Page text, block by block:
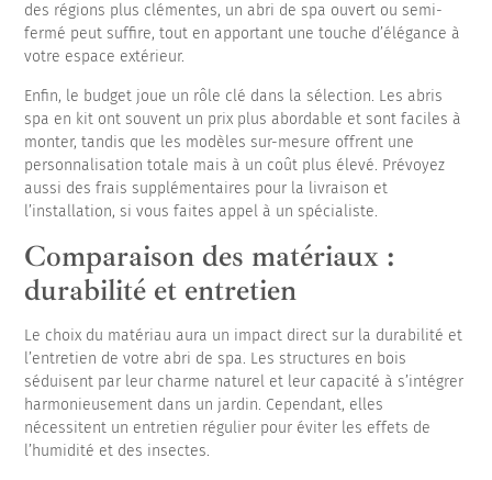
des régions plus clémentes, un abri de spa ouvert ou semi-
fermé peut suffire, tout en apportant une touche d’élégance à
votre espace extérieur.
Enfin, le budget joue un rôle clé dans la sélection. Les abris
spa en kit ont souvent un prix plus abordable et sont faciles à
monter, tandis que les modèles sur-mesure offrent une
personnalisation totale mais à un coût plus élevé. Prévoyez
aussi des frais supplémentaires pour la livraison et
l’installation, si vous faites appel à un spécialiste.
Comparaison des matériaux :
durabilité et entretien
Le choix du matériau aura un impact direct sur la durabilité et
l’entretien de votre abri de spa. Les structures en bois
séduisent par leur charme naturel et leur capacité à s’intégrer
harmonieusement dans un jardin. Cependant, elles
nécessitent un entretien régulier pour éviter les effets de
l’humidité et des insectes.